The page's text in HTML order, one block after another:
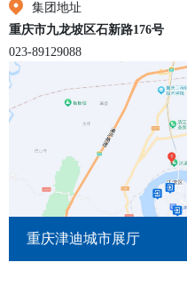
2026款宋L DM-i
2026款秦PLUS DM-i
集团地址
重庆市九龙坡区石新路176号
023-89129088
重庆津迪城市展厅